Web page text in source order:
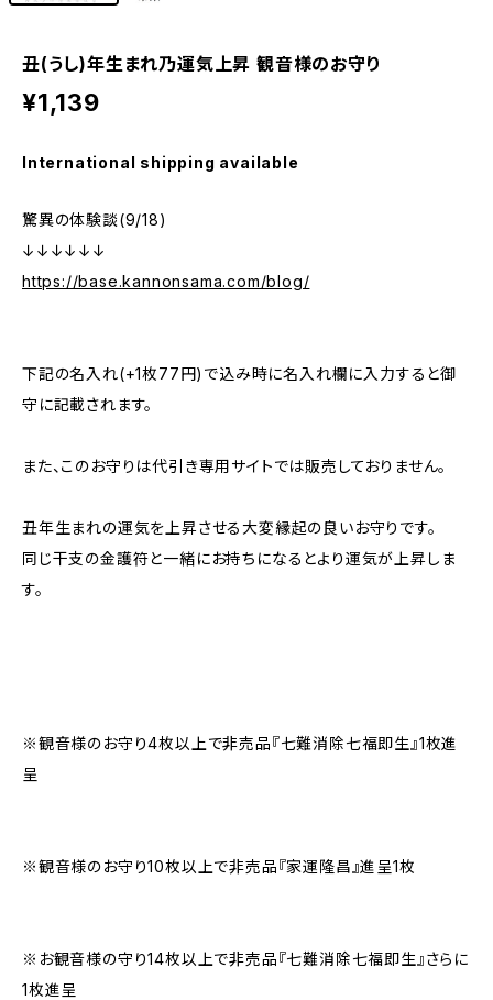
丑(うし)年生まれ乃運気上昇 観音様のお守り
¥1,139
International shipping available
驚異の体験談(9/18)
↓↓↓↓↓↓
https://base.kannonsama.com/blog/
下記の名入れ(+1枚77円)で込み時に名入れ欄に入力すると御
守に記載されます。
また、このお守りは代引き専用サイトでは販売しておりません。
丑年生まれの運気を上昇させる大変縁起の良いお守りです。
同じ干支の金護符と一緒にお持ちになるとより運気が上昇しま
す。
※観音様のお守り4枚以上で非売品『七難消除七福即生』1枚進
呈
※観音様のお守り10枚以上で非売品『家運隆昌』進呈1枚
※お観音様の守り14枚以上で非売品『七難消除七福即生』さらに
1枚進呈